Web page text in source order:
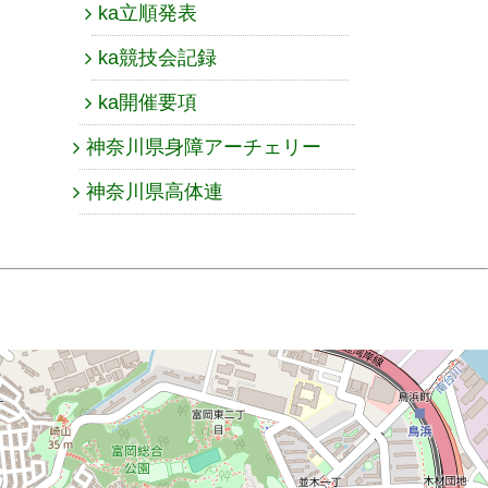
ka立順発表
ka競技会記録
ka開催要項
神奈川県身障アーチェリー
神奈川県高体連